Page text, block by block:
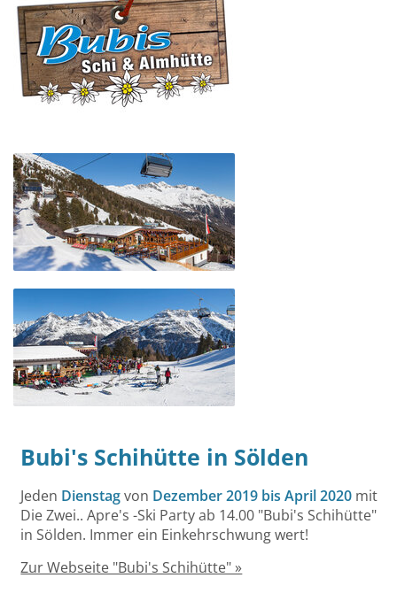
Bubi's Schihütte in Sölden
Jeden Dienstagvon Dezember 2019 bis April 2020 mit
Die Zwei.. Apre's -Ski Party ab 14.00 "Bubi's Schihütte"
in Sölden. Immer ein Einkehrschwung wert!
Zur Webseite "Bubi's Schihütte" »